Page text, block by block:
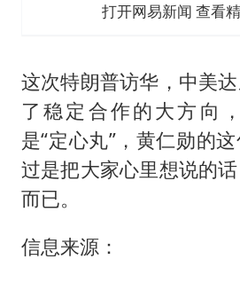
打开网易新闻 查看
这次特朗普访华，中美
了稳定合作的大方向
是“定心丸”，黄仁勋的
过是把大家心里想说的
而已。
信息来源：